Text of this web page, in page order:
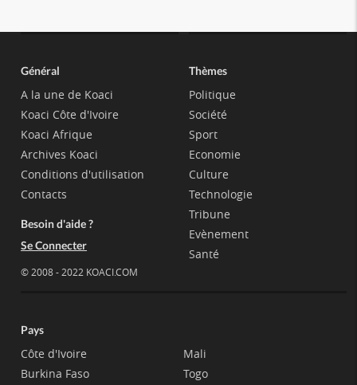
Général
A la une de Koaci
Koaci Côte d'Ivoire
Koaci Afrique
Archives Koaci
Conditions d'utilisation
Contacts
Besoin d'aide ?
Se Connecter
© 2008 - 2022 KOACI.COM
Thèmes
Politique
Société
Sport
Economie
Culture
Technologie
Tribune
Evènement
Santé
Pays
Côte d'Ivoire
Burkina Faso
Mali
Togo